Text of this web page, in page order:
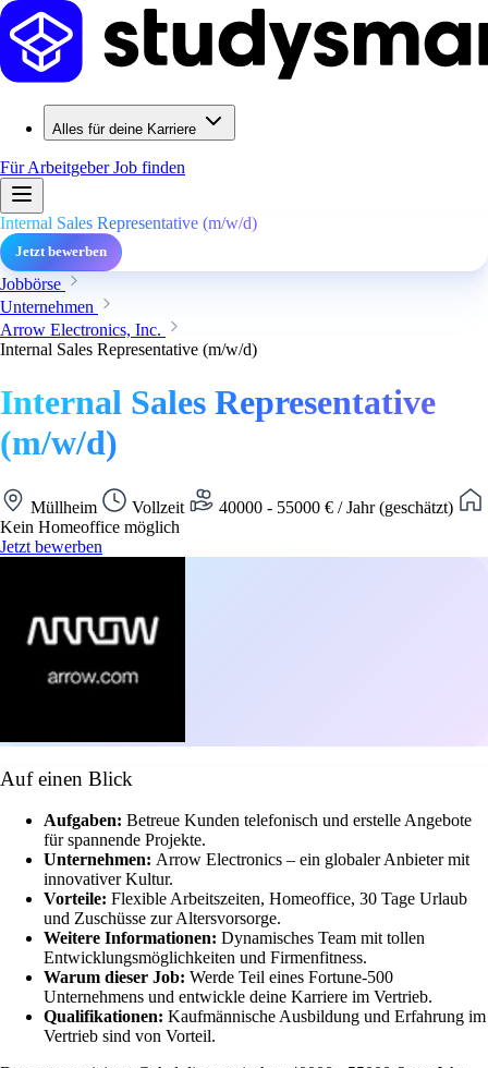
Alles für deine Karriere
Für ArbeitgeberJob finden
Internal Sales Representative (m/w/d)
Jetzt bewerben
Jobbörse
Unternehmen
Arrow Electronics, Inc.
Internal Sales Representative (m/w/d)
Internal Sales Representative
(m/w/d)
Müllheim Vollzeit
40000 - 55000 € / Jahr (geschätzt)
Kein Homeoffice möglich
Jetzt bewerben
Auf einen Blick
Aufgaben: Betreue Kunden telefonisch und erstelle Angebote
für spannende Projekte.
Unternehmen: Arrow Electronics – ein globaler Anbieter mit
innovativer Kultur.
Vorteile: Flexible Arbeitszeiten, Homeoffice, 30 Tage Urlaub
und Zuschüsse zur Altersvorsorge.
Weitere Informationen: Dynamisches Team mit tollen
Entwicklungsmöglichkeiten und Firmenfitness.
Warum dieser Job: Werde Teil eines Fortune-500
Unternehmens und entwickle deine Karriere im Vertrieb.
Qualifikationen: Kaufmännische Ausbildung und Erfahrung im
Vertrieb sind von Vorteil.